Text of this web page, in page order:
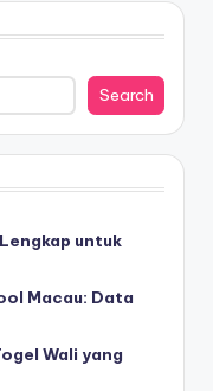
Search
untuk
Macau: Data
Wali yang